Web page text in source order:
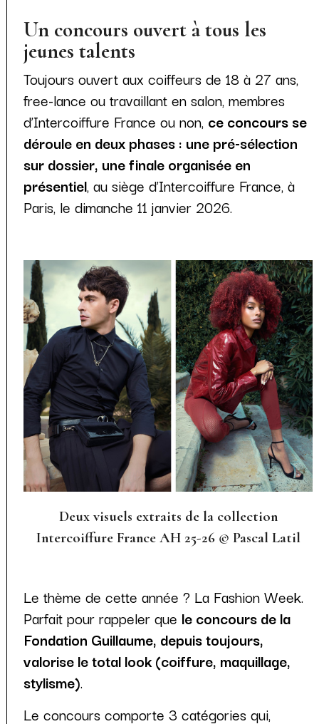
Un concours ouvert à tous les
jeunes talents
Toujours ouvert aux coiffeurs de 18 à 27 ans,
free-lance ou travaillant en salon, membres
d’Intercoiffure France ou non, ce concours se
déroule en deux phases : une pré-sélection
sur dossier, une finale organisée en
présentiel, au siège d’Intercoiffure France, à
Paris, le dimanche 11 janvier 2026.
Deux visuels extraits de la collection
Intercoiffure France AH 25-26 © Pascal Latil
Le thème de cette année ? La Fashion Week.
Parfait pour rappeler que le concours de la
Fondation Guillaume, depuis toujours,
valorise le total look (coiffure, maquillage,
stylisme).
Le concours comporte 3 catégories qui,